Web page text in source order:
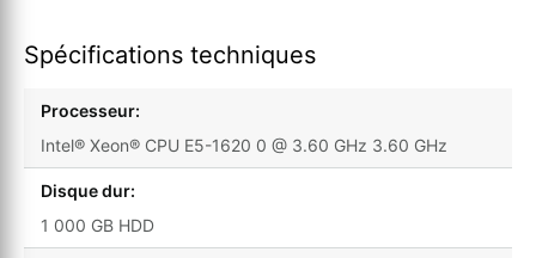
Spécifications techniques
Processeur:
Intel® Xeon® CPU E5-1620 0 @ 3.60 GHz 3.60 GHz
Disque dur:
1 000 GB HDD